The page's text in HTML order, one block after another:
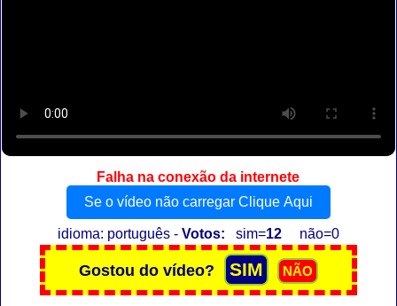
Falha na conexão da internete
Se o vídeo não carregar Clique Aqui
idioma: português - Votos: sim=12não=0